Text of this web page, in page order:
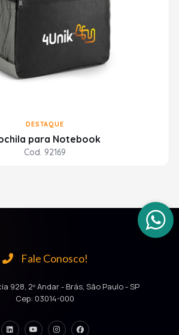
DESTAQUE
para Notebook
Cod. 92169
Fale Conosco!
928, 2º Andar - Brás, São Paulo - SP
Cep: 03014-000